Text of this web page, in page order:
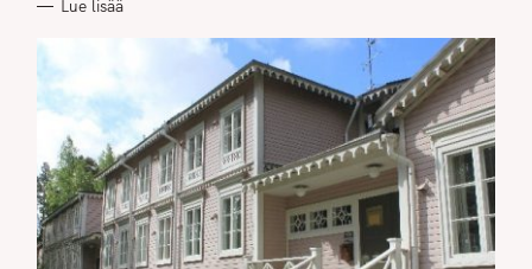
I
Lue lisää